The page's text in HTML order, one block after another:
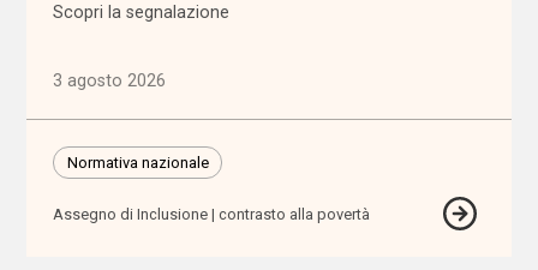
(744)
Famiglie,
infanzia e
(2.207)
Scopri la segnalazione
3 agosto 2026
Normativa nazionale
Assegno di Inclusione contrasto alla povertà